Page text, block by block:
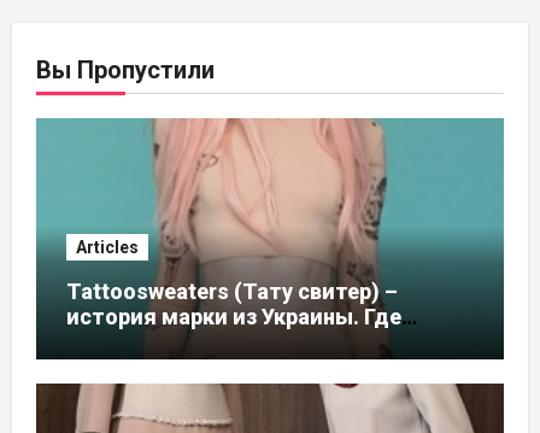
Вы Пропустили
Articles
Tattoosweaters (Тату свитер) –
история марки из Украины. Где
купить в России, адреса магазинов